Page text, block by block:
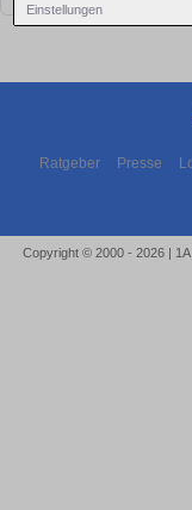
Einstellungen
Ratgeber Presse
Copyright © 2000 - 2026 |